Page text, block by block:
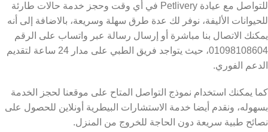
للتواصل مع عيادة Petlivery في أي وقت وحجز خدمة حالات طارئة
للحيوانات الأليفة، نوفر لك عدة طرق سهلة وسريعة، بالاضافة إلى أنه
يمكنك الاتصال بنا مباشرة أو إرسال رسالة عبر واتساب على الرقم
01098108604، حيث يتواجد فريق الطبي على مدار 24 ساعة لتقديم
الدعم الفوري.
كما يمكنك استخدام نموذج التواصل المتاح على موقعنا لحجز الخدمة
بسهوله، ونقدم أيضا خدمة الاستشارات البيطرية أونلاين للحصول على
نصائح طبية سريعة دون الحاجة للخروج من المنزل.